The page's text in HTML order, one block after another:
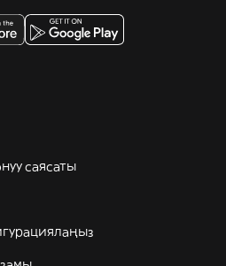
саясаты